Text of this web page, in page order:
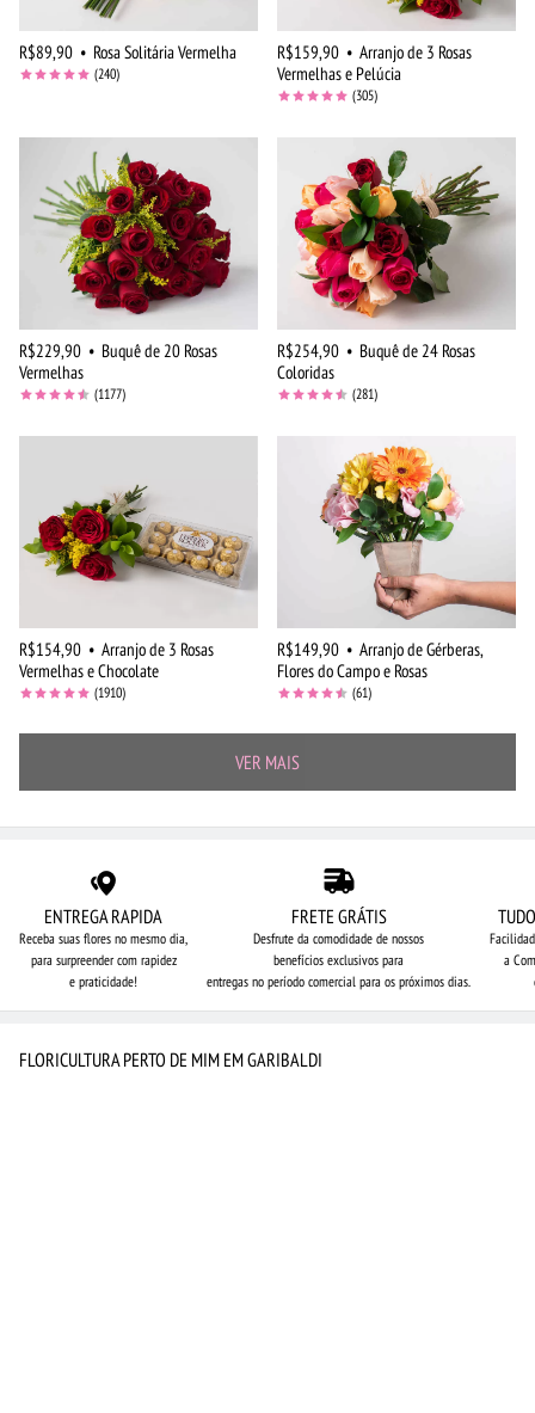
R$89,90 • Rosa Solitária Vermelha
(240)
R$159,90 • Arranjo de 3 Rosas
Vermelhas e Pelúcia
(305)
R$229,90 • Buquê de 20 Rosas
Vermelhas
(1177)
R$254,90 • Buquê de 24 Rosas
Coloridas
(281)
R$154,90 • Arranjo de 3 Rosas
Vermelhas e Chocolate
(1910)
R$149,90 • Arranjo de Gérberas,
Flores do Campo e Rosas
(61)
VER MAIS
ENTREGA RAPIDA
Receba suas flores no mesmo dia,
para surpreender com rapidez
e praticidade!
FRETE GRÁTIS
Desfrute da comodidade de nossos
benefícios exclusivos para
entregas no período comercial para os próximos dias.
a
FLORICULTURA PERTO DE MIM EM GARIBALDI